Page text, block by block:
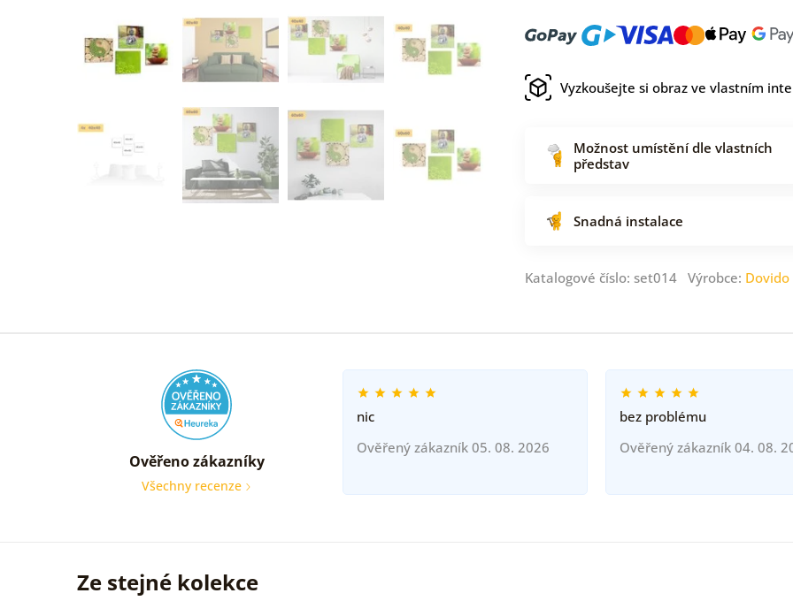
Vyzkoušejte si obraz ve vlastním
Možnost umístění dle vlastních
představ
Snadná instalace
Katalogové číslo: set014 Výrobce: Dovido
Ověřeno zákazníky
Všechny recenze
nic
Ověřený zákazník 05. 08. 2026
bez problému
Ověřený zákazník 04. 08.
Ze stejné kolekce